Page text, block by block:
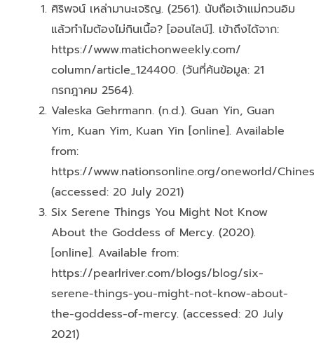
ศิริพจน์ เหล่ามานะเจริญ. (2561). นับถือเจ้าแม่กวนอิม
แล้วทำไมต้องไม่กินเนื้อ? [ออนไลน์]. เข้าถึงได้จาก:
https://www.matichonweekly.com/
column/article_124400. (วันที่ค้นข้อมูล: 21
กรกฎาคม 2564).
Valeska Gehrmann. (n.d.). Guan Yin, Guan
Yim, Kuan Yim, Kuan Yin [online]. Available
from:
https://www.nationsonline.org/oneworld/
(accessed: 20 July 2021)
Six Serene Things You Might Not Know
About the Goddess of Mercy. (2020).
[online]. Available from:
https://pearlriver.com/blogs/blog/six-
serene-things-you-might-not-know-about-
the-goddess-of-mercy. (accessed: 20 July
2021)